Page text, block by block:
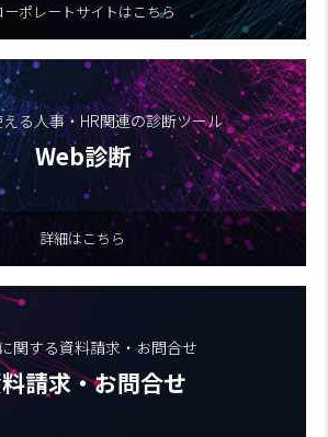
ーポレートサイトはこちら
る人事・HR関連の診断ツール
Web診断
詳細はこちら
関する資料請求・お問合せ
請求・お問合せ